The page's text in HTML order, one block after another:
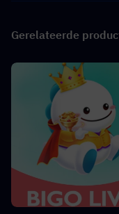
Gerelateerde